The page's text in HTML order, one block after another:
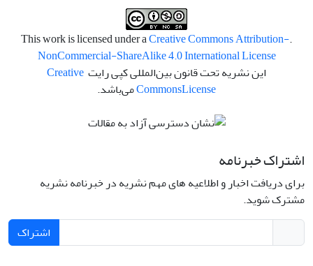
.This work is licensed under a
Creative Commons Attribution-
NonCommercial-ShareAlike 4.0 International License
این نشریه تحت قانون بین‌المللی کپی رایت Creative
CommonsLicense می‌باشد.
اشتراک خبرنامه
برای دریافت اخبار و اطلاعیه های مهم نشریه در خبرنامه نشریه
مشترک شوید.
اشتراک